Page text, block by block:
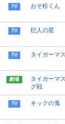
おそ松くん
巨人の星
タイガーマ
タイガーマ
グ戦
キックの鬼